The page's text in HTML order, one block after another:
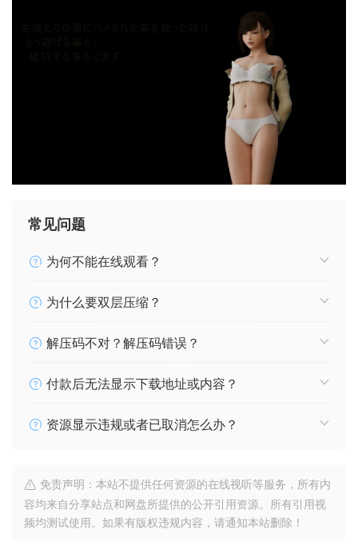
常见问题
为何不能在线观看？
为什么要双层压缩？
解压码不对？解压码错误？
付款后无法显示下载地址或内容？
资源显示违规或者已取消怎么办？
免责声明：本站不提供任何资源的在线视听等服务，所有内
容均来自分享站点和网盘所提供的公开引用资源。所有引用视
频均测试使用。如果有版权违规内容，请通知本站删除！